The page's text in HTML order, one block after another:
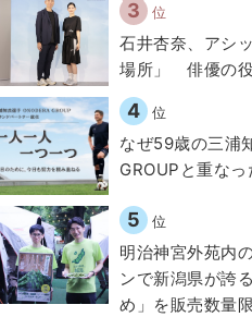
3 位
石井杏奈、アシ
場所」 俳優の
4 位
なぜ59歳の三浦
GROUPと重なっ
5 位
明治神宮外苑内
ンで新潟県が誇
め」を販売数量